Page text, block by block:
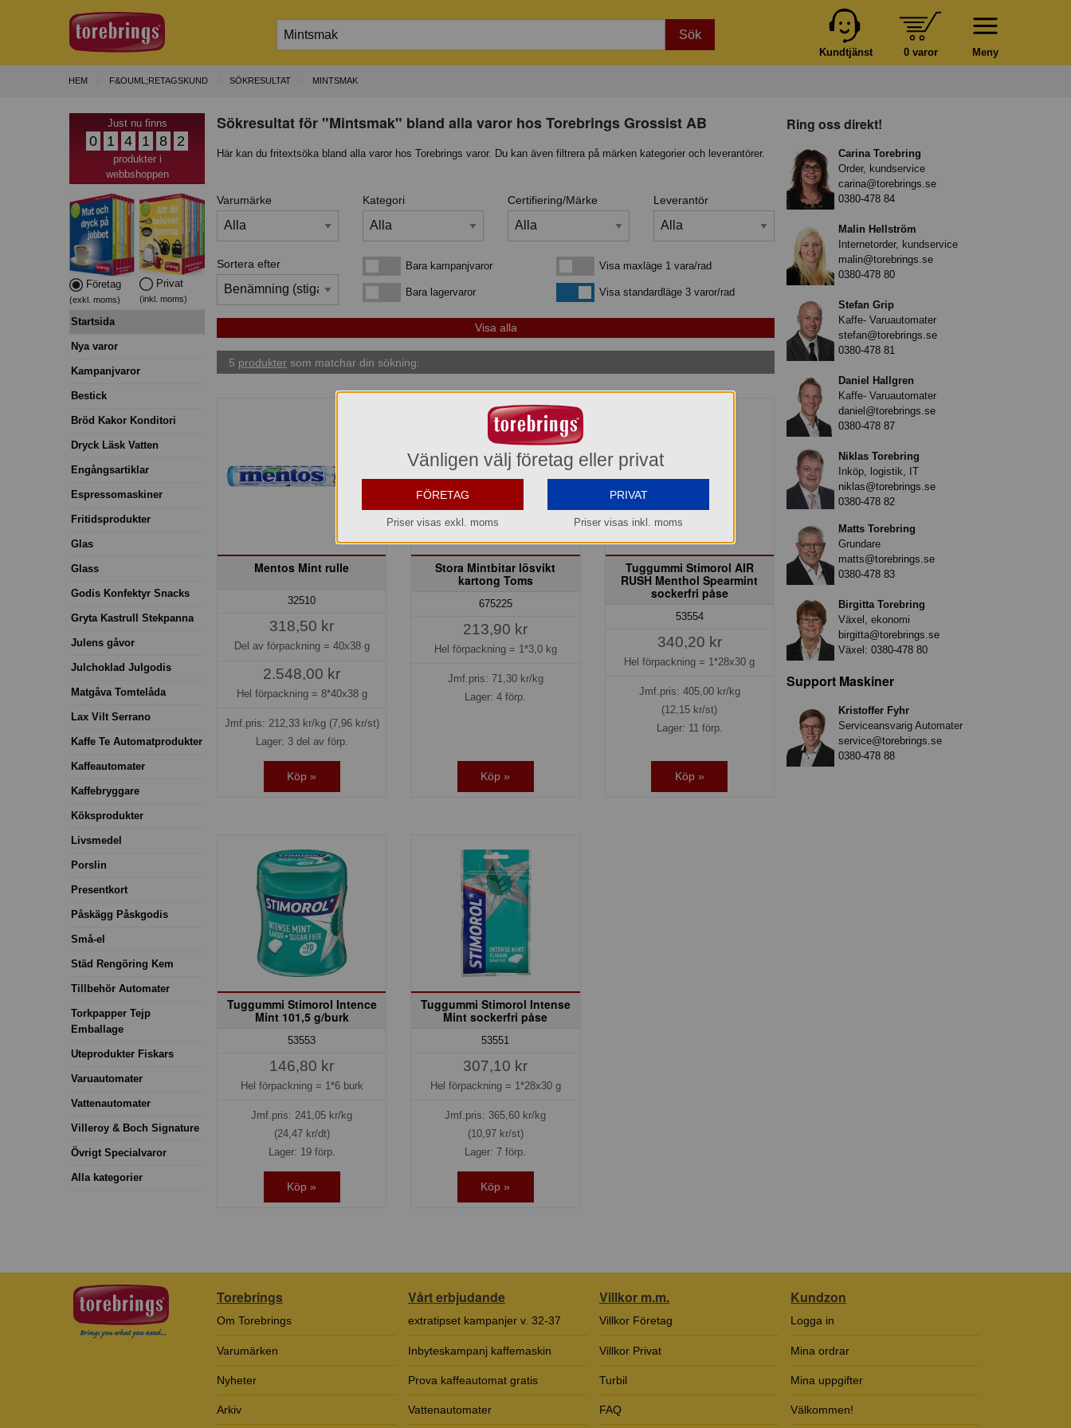
Sök
Meny
0 varor
Kundtjänst
HEM F&OUML;RETAGSKUND SÖKRESULTAT MINTSMAK
Just nu finns
0 1 4 1 8 2
produkter i
webbshoppen
Företag
(exkl. moms)
Privat
(inkl. moms)
Startsida
Nya varor
Kampanjvaror
Bestick
Bröd Kakor Konditori
Dryck Läsk Vatten
Engångsartiklar
Espressomaskiner
Fritidsprodukter
Glas
Glass
Godis Konfektyr Snacks
Gryta Kastrull Stekpanna
Julens gåvor
Julchoklad Julgodis
Matgåva Tomtelåda
Lax Vilt Serrano
Kaffe Te Automatprodukter
Kaffeautomater
Kaffebryggare
Köksprodukter
Livsmedel
Porslin
Presentkort
Påskägg Påskgodis
Små-el
Städ Rengöring Kem
Tillbehör Automater
Torkpapper Tejp
Emballage
Uteprodukter Fiskars
Varuautomater
Vattenautomater
Villeroy & Boch Signature
Övrigt Specialvaror
Alla kategorier
Sökresultat för "Mintsmak" bland alla varor hos Torebrings Grossist AB
Här kan du fritextsöka bland alla varor hos Torebrings varor. Du kan även filtrera på märken kategorier och leverantörer.
Varumärke Kategori Certifiering/Märke Leverantör
Sortera efter Bara kampanjvarorBara kampanjvaror
Bara lagervarorBara lagervaror
Visa maxläge 1 vara/rad
Visa maxläge 1 vara/rad
Visa standardlägeVisa standardläge 3 varor/rad
5 produkter som matchar din sökning:
Mentos Mint rulle
32510
318,50 kr
Del av förpackning = 40x38 g
2.548,00 kr
Hel förpackning = 8*40x38 g
Jmf.pris: 212,33kr/kg (7,96 kr/st)
Lager: 3 del av förp.
Köp »
Stora Mintbitar lösvikt
kartong Toms
675225
213,90 kr
Hel förpackning = 1*3,0 kg
Jmf.pris: 71,30kr/kg
Lager: 4 förp.
Köp »
Tuggummi Stimorol AIR
RUSH Menthol Spearmint
sockerfri påse
53554
340,20 kr
Hel förpackning = 1*28x30 g
Jmf.pris: 405,00kr/kg
(12,15 kr/st)
Lager: 11 förp.
Köp »
Tuggummi Stimorol Intence
Mint 101,5 g/burk
53553
146,80 kr
Hel förpackning = 1*6 burk
Jmf.pris: 241,05 kr/kg
(24,47 kr/dt)
Lager: 19 förp.
Köp »
Tuggummi Stimorol Intense
Mint sockerfri påse
53551
307,10 kr
Hel förpackning = 1*28x30 g
Jmf.pris: 365,60 kr/kg
(10,97 kr/st)
Lager: 7 förp.
Köp »
Ring oss direkt!
Carina Torebring
Order, kundservice
carina@torebrings.se
0380-478 84
Malin Hellström
Internetorder, kundservice
malin@torebrings.se
0380-478 80
Stefan Grip
Kaffe- Varuautomater
stefan@torebrings.se
0380-478 81
Daniel Hallgren
Kaffe- Varuautomater
daniel@torebrings.se
0380-478 87
Niklas Torebring
Inköp, logistik, IT
niklas@torebrings.se
0380-478 82
Matts Torebring
Grundare
matts@torebrings.se
0380-478 83
Birgitta Torebring
Växel, ekonomi
birgitta@torebrings.se
Växel: 0380-478 80
Support Maskiner
Kristoffer Fyhr
Serviceansvarig Automater
service@torebrings.se
0380-478 88
Torebrings
Om Torebrings
Varumärken
Nyheter
Arkiv
Vårt erbjudande
extratipset kampanjer v. 32-37
Inbyteskampanj kaffemaskin
Prova kaffeautomat gratis
Vattenautomater
Villkor m.m.
Villkor Företag
Villkor Privat
Turbil
FAQ
Kundzon
Logga in
Mina ordrar
Mina uppgifter
Välkommen!
Vänligen välj företag eller privat
FÖRETAG
Priser visas exkl. moms
PRIVAT
Priser visas inkl. moms